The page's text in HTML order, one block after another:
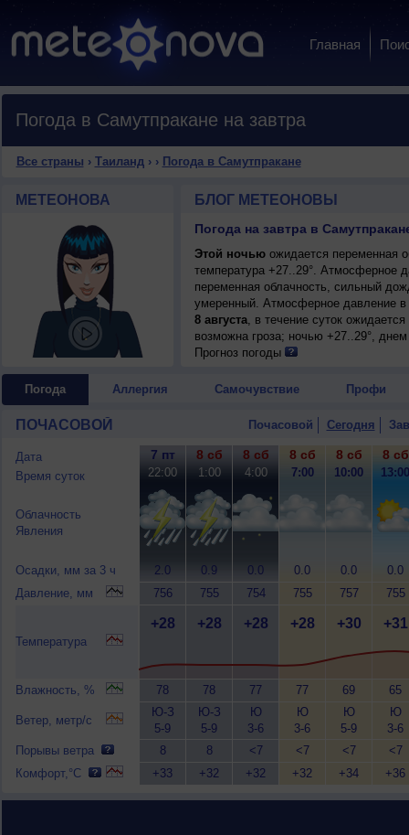
Главная
Погода в Самутпракане на завтра
Все страны › Таиланд› › Погода в Самутпракане
МЕТЕОНОВА БЛОГ МЕТЕОНОВЫ
Погода на завтра в
Этой ночьюожидается переменная
температура +27..29°. Атмосферное
переменная облачность, сильный
умеренный. Атмосферное давление
8 августа, в течение суток
возможна гроза; ночью +27..29°,
Прогноз погоды
Погода Аллергия Самочувствие Профи
ПОЧАСОВОЙ Почасовой Сегодня
Дата
Время суток
Облачность
Явления
Осадки, мм за 3 ч
Давление, мм
Температура
Влажность, %
Ветер, метр/с
Порывы ветра
Комфорт,°C
7 пт
22:00
2.0
756
+28
78
Ю-З
5-9
8
+33
8 сб
1:00
0.9
755
+28
78
Ю-З
5-9
8
+32
8 сб
4:00
0.0
754
+28
77
Ю
3-6
<7
+32
8 сб
7:00
0.0
755
+28
77
Ю
3-6
<7
+32
8 сб
10:00
0.0
757
+30
69
Ю
5-9
<7
+34
8 сб
13:00
0.0
755
+31
65
Ю
3-6
<7
+36